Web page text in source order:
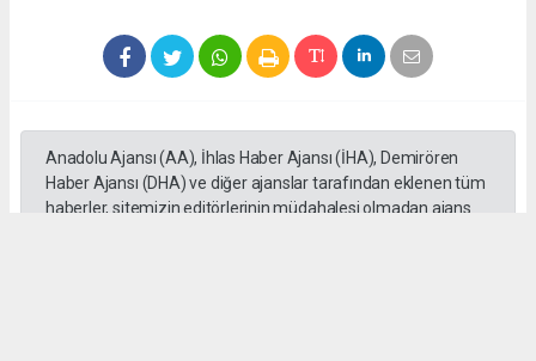
Anadolu Ajansı (AA), İhlas Haber Ajansı (İHA), Demirören
Haber Ajansı (DHA) ve diğer ajanslar tarafından eklenen tüm
haberler, sitemizin editörlerinin müdahalesi olmadan ajans